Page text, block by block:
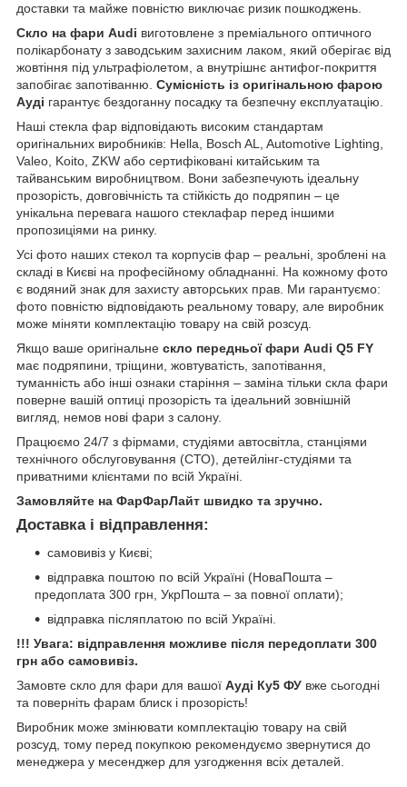
доставки та майже повністю виключає ризик пошкоджень.
Скло на фари Audi виготовлене з преміального оптичного
полікарбонату з заводським захисним лаком, який оберігає від
жовтіння під ультрафіолетом, а внутрішнє антифог-покриття
запобігає запотіванню. Сумісність із оригінальною фарою
Ауді гарантує бездоганну посадку та безпечну експлуатацію.
Наші стекла фар відповідають високим стандартам
оригінальних виробників: Hella, Bosch AL, Automotive Lighting,
Valeo, Koito, ZKW або сертифіковані китайським та
тайванським виробництвом. Вони забезпечують ідеальну
прозорість, довговічність та стійкість до подряпин – це
унікальна перевага нашого стеклафар перед іншими
пропозиціями на ринку.
Усі фото наших стекол та корпусів фар – реальні, зроблені на
складі в Києві на професійному обладнанні. На кожному фото
є водяний знак для захисту авторських прав. Ми гарантуємо:
фото повністю відповідають реальному товару, але виробник
може міняти комплектацію товару на свій розсуд.
Якщо ваше оригінальне скло передньої фари Audi Q5 FY
має подряпини, тріщини, жовтуватість, запотівання,
туманність або інші ознаки старіння – заміна тільки скла фари
поверне вашій оптиці прозорість та ідеальний зовнішній
вигляд, немов нові фари з салону.
Працюємо 24/7 з фірмами, студіями автосвітла, станціями
технічного обслуговування (СТО), детейлінг-студіями та
приватними клієнтами по всій Україні.
Замовляйте на ФарФарЛайт швидко та зручно.
Доставка і відправлення:
самовивіз у Києві;
відправка поштою по всій Україні (НоваПошта –
предоплата 300 грн, УкрПошта – за повної оплати);
відправка післяплатою по всій Україні.
!!! Увага: відправлення можливе після передоплати 300
грн або самовивіз.
Замовте скло для фари для вашої Ауді Ку5 ФУ вже сьогодні
та поверніть фарам блиск і прозорість!
Виробник може змінювати комплектацію товару на свій
розсуд, тому перед покупкою рекомендуємо звернутися до
менеджера у месенджер для узгодження всіх деталей.